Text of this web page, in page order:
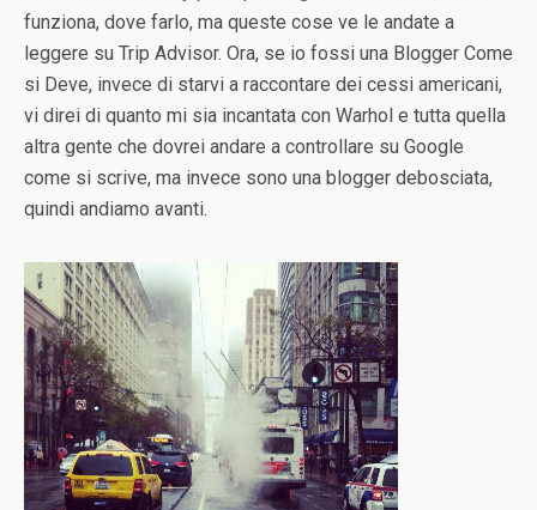
funziona, dove farlo, ma queste cose ve le andate a
leggere su Trip Advisor. Ora, se io fossi una Blogger Come
si Deve, invece di starvi a raccontare dei cessi americani,
vi direi di quanto mi sia incantata con Warhol e tutta quella
altra gente che dovrei andare a controllare su Google
come si scrive, ma invece sono una blogger debosciata,
quindi andiamo avanti.